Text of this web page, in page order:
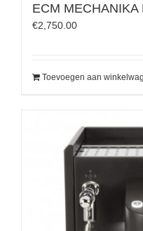
ECM MECHANIKA
€2,750.00
Toevoegen aan